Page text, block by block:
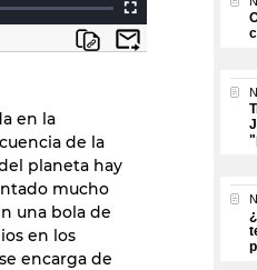
en la
de la
planeta hay
mucho
una bola de
en los
se encarga de